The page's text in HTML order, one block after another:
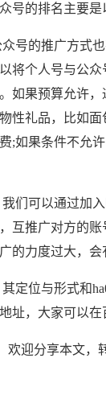
号的排名主要是
号的推广方式
将个人号与公
如果预算允许
性礼品，比如
;如果条件不允
们可以通过加
互推广对方的
的力度过大，会
定位与形式和
址，大家可以在
欢迎分享本文，